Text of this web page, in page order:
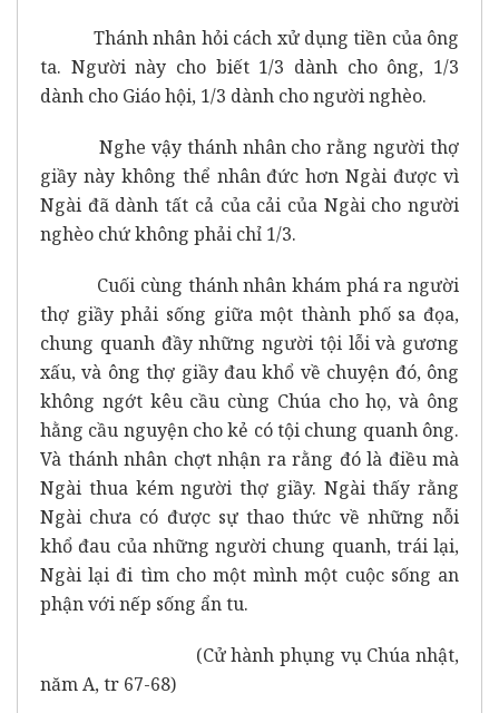
Thánh nhân hỏi cách xử dụng tiền của ông
ta. Người này cho biết 1/3 dành cho ông, 1/3
dành cho Giáo hội, 1/3 dành cho người nghèo.
Nghe vậy thánh nhân cho rằng người thợ
giầy này không thể nhân đức hơn Ngài được vì
Ngài đã dành tất cả của cải của Ngài cho người
nghèo chứ không phải chỉ 1/3.
Cuối cùng thánh nhân khám phá ra người
thợ giầy phải sống giữa một thành phố sa đọa,
chung quanh đầy những người tội lỗi và gương
xấu, và ông thợ giầy đau khổ về chuyện đó, ông
không ngớt kêu cầu cùng Chúa cho họ, và ông
hằng cầu nguyện cho kẻ có tội chung quanh ông.
Và thánh nhân chợt nhận ra rằng đó là điều mà
Ngài thua kém người thợ giầy. Ngài thấy rằng
Ngài chưa có được sự thao thức về những nỗi
khổ đau của những người chung quanh, trái lại,
Ngài lại đi tìm cho một mình một cuộc sống an
phận với nếp sống ẩn tu.
(Cử hành phụng vụ Chúa nhật,
năm A, tr 67-68)